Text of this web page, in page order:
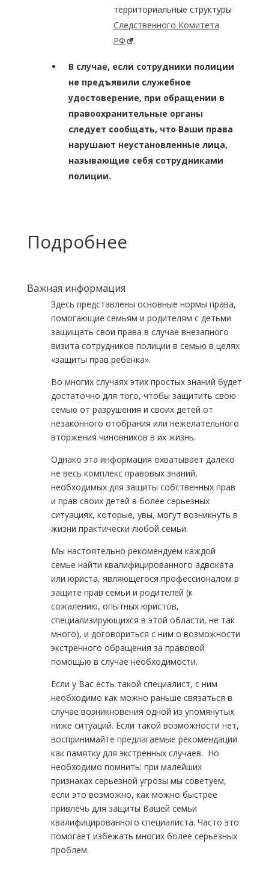
территориальные структуры
Следственного Комитета
РФ
.
В случае, если сотрудники полиции
не предъявили служебное
удостоверение, при обращении в
правоохранительные органы
следует сообщать, что Ваши права
нарушают неустановленные лица,
называющие себя сотрудниками
полиции.
Подробнее
Важная информация
Здесь представлены основные нормы права,
помогающие семьям и родителям с детьми
защищать свои права в случае внезапного
визита сотрудников полиции в семью в целях
«защиты прав ребенка».
Во многих случаях этих простых знаний будет
достаточно для того, чтобы защитить свою
семью от разрушения и своих детей от
незаконного отобрания или нежелательного
вторжения чиновников в их жизнь.
Однако эта информация охватывает далеко
не весь комплекс правовых знаний,
необходимых для защиты собственных прав
и прав своих детей в более серьезных
ситуациях, которые, увы, могут возникнуть в
жизни практически любой семьи.
Мы настоятельно рекомендуем каждой
семье найти квалифицированного адвоката
или юриста, являющегося профессионалом в
защите прав семьи и родителей (к
сожалению, опытных юристов,
специализирующихся в этой области, не так
много), и договориться с ним о возможности
экстренного обращения за правовой
помощью в случае необходимости.
Если у Вас есть такой специалист, с ним
необходимо как можно раньше связаться в
случае возникновения одной из упомянутых
ниже ситуаций. Если такой возможности нет,
воспринимайте предлагаемые рекомендации
как памятку для экстренных случаев. Но
необходимо помнить: при малейших
признаках серьезной угрозы мы советуем,
если это возможно, как можно быстрее
привлечь для защиты Вашей семьи
квалифицированного специалиста. Часто это
помогает избежать многих более серьезных
проблем.